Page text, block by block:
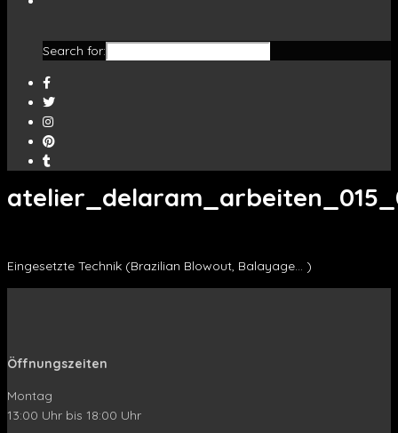
Search for:
Eingesetzte Technik (Brazilian Blowout, Balayage… )
Öffnungszeiten
Montag
13:00 Uhr bis 18:00 Uhr